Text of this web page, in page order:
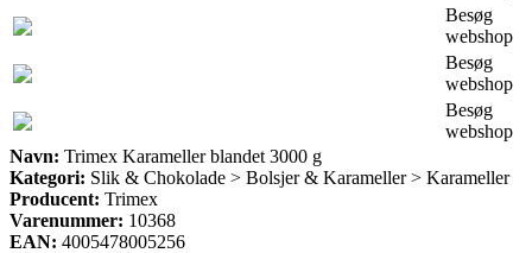
Besøg
webshop
Besøg
webshop
Besøg
webshop
Navn: Trimex Karameller blandet 3000 g
Kategori: Slik & Chokolade > Bolsjer & Karameller > Karameller
Producent: Trimex
Varenummer: 10368
EAN: 4005478005256